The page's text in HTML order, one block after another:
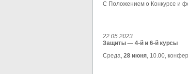
С Положением о Конкурсе и
22.05.2023
Защиты — 4-й и 6-й курсы
Среда, 28 июня, 10.00,